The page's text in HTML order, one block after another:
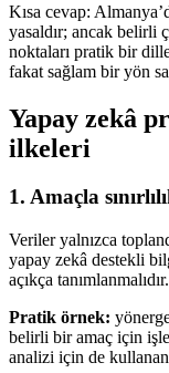
Kısa cevap:
yasaldır; ancak belirli
noktaları pratik bir
fakat sağlam bir yön
Yapay zekâ
ilkeleri
1. Amaçla
Veriler yalnızca
yapay zekâ destekli
açıkça tanımlanmalıdır.
Pratik örnek:
belirli bir amaç için
analizi için de kullanan